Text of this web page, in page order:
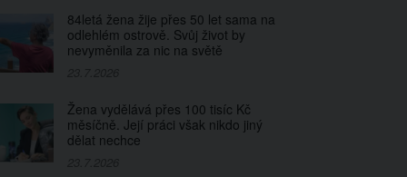
84letá žena žije přes 50 let sama na
odlehlém ostrově. Svůj život by
nevyměnila za nic na světě
Žena vydělává přes 100 tisíc Kč
měsíčně. Její práci však nikdo jiný
dělat nechce